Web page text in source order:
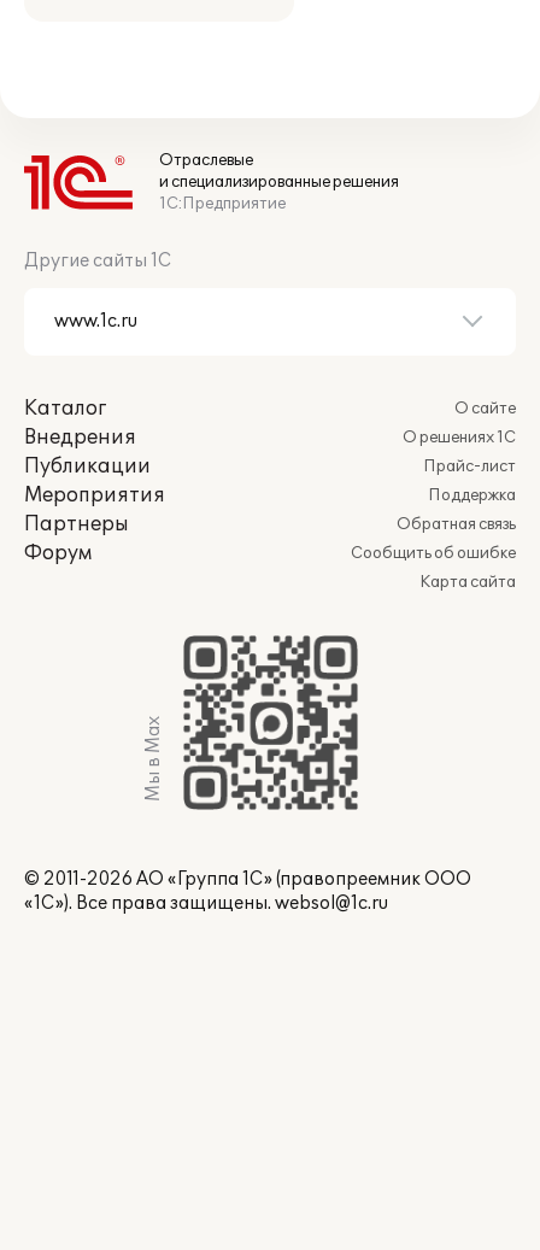
Отраслевые
и специализированные решения
1С:Предприятие
Другие сайты 1С
Каталог
Внедрения
Публикации
Мероприятия
Партнеры
Форум
О сайте
О решениях 1С
Прайс-лист
Поддержка
Обратная связь
Сообщить об ошибке
Карта сайта
Мы в Max
© 2011-2026 АО «Группа 1С» (правопреемник ООО
«1С»). Все права защищены. websol@1c.ru